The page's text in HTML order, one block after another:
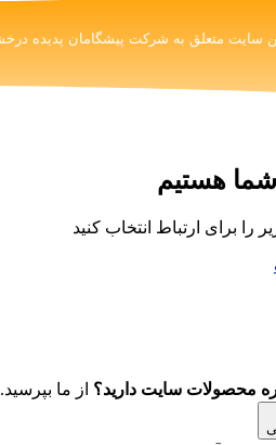
هستیم
را برای ارتباط انتخاب کنید
محصولات سایت دارید؟ از ما بپرسید.